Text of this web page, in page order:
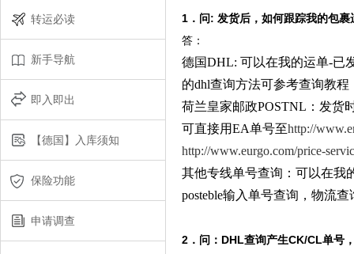
转运必读
新手导航
即入即出
【德国】入库须知
保险功能
申请调查
1．问: 发货后，如何跟踪我的包裹
答：
德国DHL: 可以在我的运单-已
的dhl查询方法可参考查询教程
荷兰皇家邮政POSTNL：发货
可直接用EA单号至http://
http://www.eurgo.com/price-
其他专线单号查询： 可以在我
posteble输入单号查询，物流查
2．问：DHL查询产生CK/CL单号